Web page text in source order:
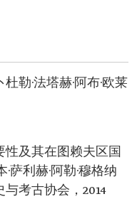
勒·法塔赫·阿布·欧莱
性及其在图赖夫区国
萨利赫·阿勒·穆格纳
考古协会，2014